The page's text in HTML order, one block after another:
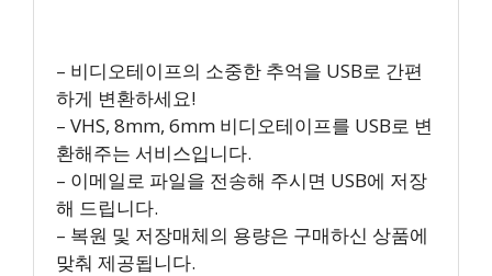
– 비디오테이프의 소중한 추억을 USB로 간편
하게 변환하세요!
– VHS, 8mm, 6mm 비디오테이프를 USB로 변
환해주는 서비스입니다.
– 이메일로 파일을 전송해 주시면 USB에 저장
해 드립니다.
– 복원 및 저장매체의 용량은 구매하신 상품에
맞춰 제공됩니다.